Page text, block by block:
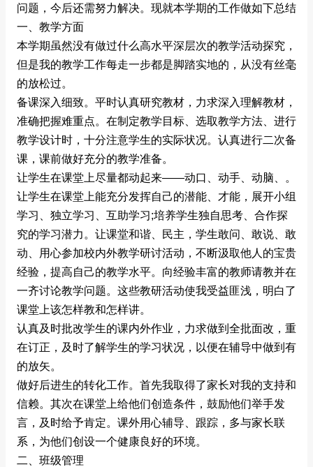
问题，今后还需努力解决。现就本学期的工作做如下总结
一、教学方面
本学期虽然没有做过什么高水平深层次的教学活动探究，
但是我的教学工作每走一步都是脚踏实地的，从没有丝毫
的放松过。
备课深入细致。平时认真研究教材，力求深入理解教材，
准确把握难重点。在制定教学目标、选取教学方法、进行
教学设计时，十分注意学生的实际状况。认真进行二次备
课，课前做好充分的教学准备。
让学生在课堂上尽量都动起来——动口、动手、动脑、。
让学生在课堂上能充分发挥自己的潜能、才能，展开小组
学习、独立学习、互助学习;培养学生独自思考、合作探
究的学习潜力。让课堂和谐、民主，学生敢问、敢说、敢
动、用心参加校内外教学研讨活动，不断汲取他人的宝贵
经验，提高自己的教学水平。向经验丰富的教师请教并在
一齐讨论教学问题。这些教研活动使我受益匪浅，明白了
课堂上该怎样教和怎样讲。
认真及时批改学生的课内外作业，力求做到全批面改，重
在订正，及时了解学生的学习状况，以便在辅导中做到有
的放矢。
做好后进生的转化工作。首先我取得了家长对我的支持和
信赖。其次在课堂上给他们创造条件，鼓励他们举手发
言，及时给予肯定。课外用心辅导、跟踪，多与家长联
系，为他们创设一个健康良好的环境。
二、班级管理